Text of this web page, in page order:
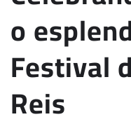
o
Festival
Reis